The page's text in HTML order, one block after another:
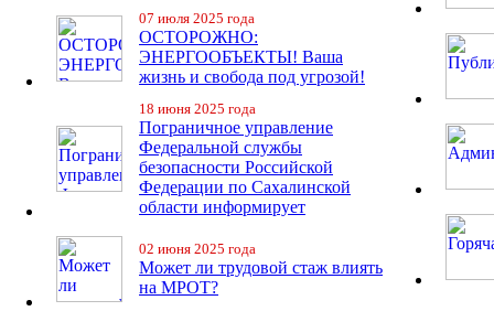
07 июля 2025 года
ОСТОРОЖНО:
ЭНЕРГООБЪЕКТЫ! Ваша
жизнь и свобода под угрозой!
18 июня 2025 года
Пограничное управление
Федеральной службы
безопасности Российской
Федерации по Сахалинской
области информирует
02 июня 2025 года
Может ли трудовой стаж влиять
на МРОТ?